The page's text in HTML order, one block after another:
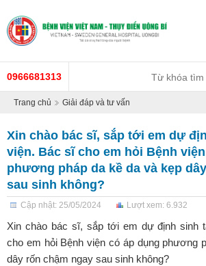
0966681313
Trang chủ Giải đáp và tư vấn
Xin chào bác sĩ, sắp tới em dự
viện. Bác sĩ cho em hỏi Bệnh
phương pháp da kề da và kẹp
sau sinh không?
Cập nhật: 25/05/2024 Lượt xem: 6.932
Xin chào bác sĩ, sắp tới em dự định sinh
cho em hỏi Bệnh viện có áp dụng phương
dây rốn chậm ngay sau sinh không?